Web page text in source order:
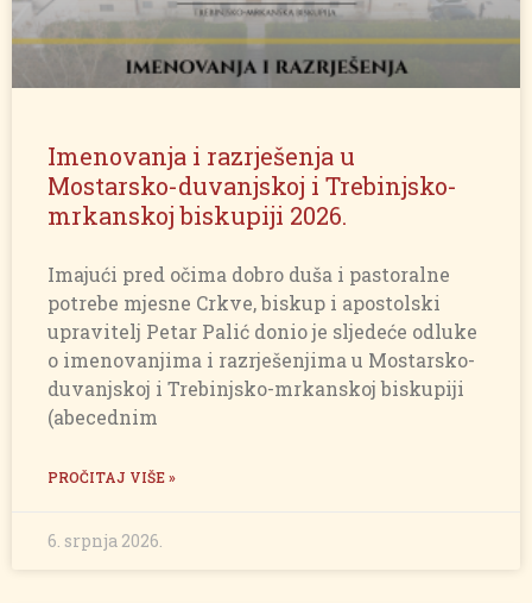
Imenovanja i razrješenja u
Mostarsko-duvanjskoj i Trebinjsko-
mrkanskoj biskupiji 2026.
Imajući pred očima dobro duša i pastoralne
potrebe mjesne Crkve, biskup i apostolski
upravitelj Petar Palić donio je sljedeće odluke
o imenovanjima i razrješenjima u Mostarsko-
duvanjskoj i Trebinjsko-mrkanskoj biskupiji
(abecednim
PROČITAJ VIŠE »
6. srpnja 2026.